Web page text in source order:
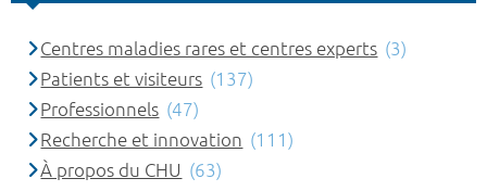
Centres maladies rares et centres experts (3)
Patients et visiteurs (137)
Professionnels (47)
Recherche et innovation (111)
À propos du CHU (63)